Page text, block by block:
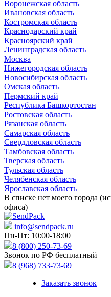
Воронежская область
Ивановская область
Костромская область
Краснодарский край
Красноярский край
Ленинградская область
Москва
Нижегородская область
Новосибирская область
Омская область
Пермский край
Республика Башкортостан
Ростовская область
Рязанская область
Самарская область
Свердловская область
Тамбовская область
Тверская область
Тульская область
Челябенская область
Ярославская область
В списке нет моего города
офиса)
info@sendpack.ru
Пн-Пт: 10:00-18:00
8 (800) 250-73-69
Звонок по РФ бесплатный
8 (968) 733-73-69
Заказать звонок